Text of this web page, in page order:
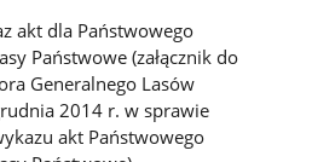
akt dla Państwowego
Państwowe (załącznik do
Generalnego Lasów
2014 r. w sprawie
akt Państwowego